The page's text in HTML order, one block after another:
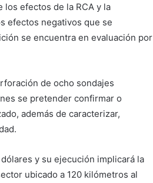
los efectos de la RCA y la
efectos negativos que se
se encuentra en evaluación por
de ocho sondajes
se pretender confirmar o
además de caracterizar,
y su ejecución implicará la
ubicado a 120 kilómetros al